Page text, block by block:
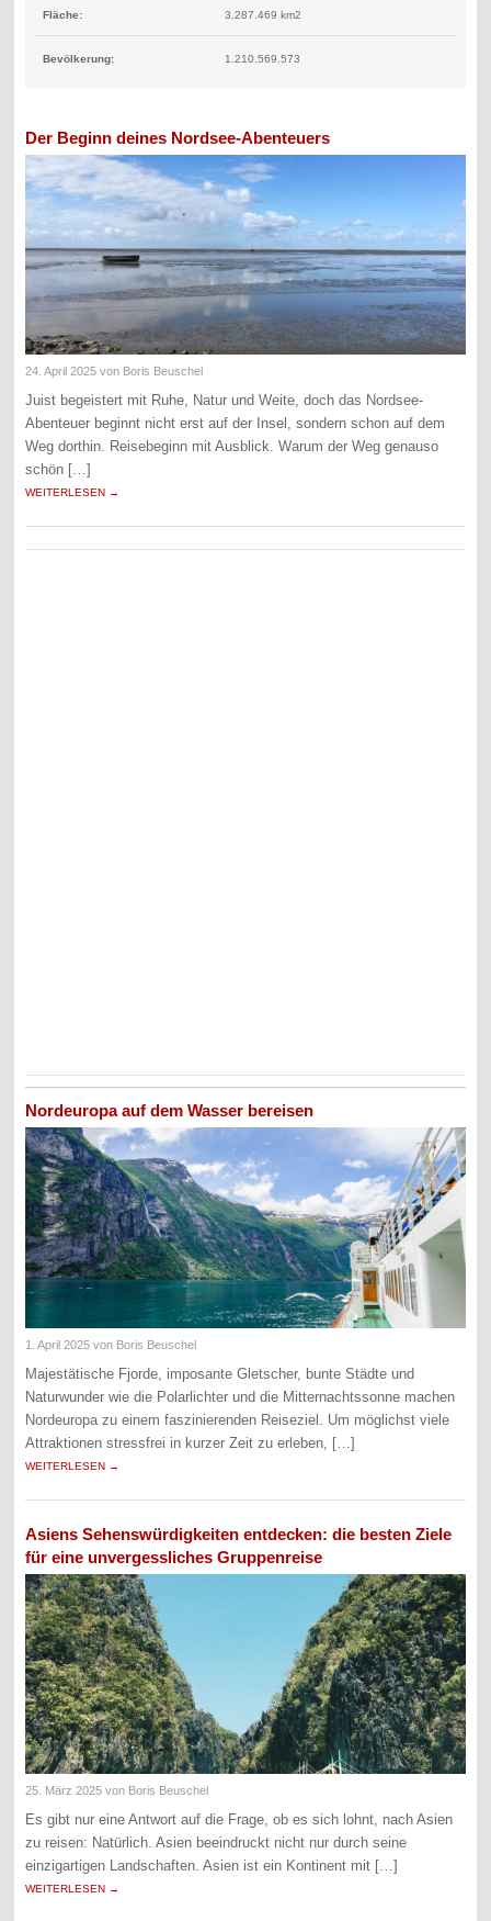
Fläche: 3.287.469 km2
Bevölkerung: 1.210.569.573
Der Beginn deines Nordsee-Abenteuers
24. April 2025 von Boris Beuschel
Juist begeistert mit Ruhe, Natur und Weite, doch das Nordsee-
Abenteuer beginnt nicht erst auf der Insel, sondern schon auf dem
Weg dorthin. Reisebeginn mit Ausblick. Warum der Weg genauso
schön […]
WEITERLESEN →
Nordeuropa auf dem Wasser bereisen
1. April 2025 von Boris Beuschel
Majestätische Fjorde, imposante Gletscher, bunte Städte und
Naturwunder wie die Polarlichter und die Mitternachtssonne machen
Nordeuropa zu einem faszinierenden Reiseziel. Um möglichst viele
Attraktionen stressfrei in kurzer Zeit zu erleben, […]
WEITERLESEN →
Asiens Sehenswürdigkeiten entdecken: die besten Ziele
für eine unvergessliches Gruppenreise
25. März 2025 von Boris Beuschel
Es gibt nur eine Antwort auf die Frage, ob es sich lohnt, nach Asien
zu reisen: Natürlich. Asien beeindruckt nicht nur durch seine
einzigartigen Landschaften. Asien ist ein Kontinent mit […]
WEITERLESEN →